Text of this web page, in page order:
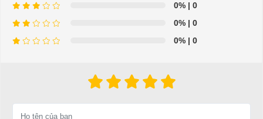
Để được tư vấn thêm về cách sử dụng xe ô tô điện để tăng tuổi thọ
cho xe hoặc có vấn đề gì cần được hỗ trợ, quý khách vui lòng liên
0% | 0
0% | 0
0% | 0